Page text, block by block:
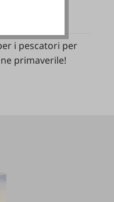
i pescatori per
primaverile!